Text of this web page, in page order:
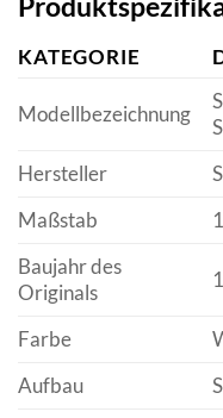
KATEGORIE
Modellbezeichnung
Hersteller
Maßstab
Baujahr des
Originals
Farbe
Aufbau